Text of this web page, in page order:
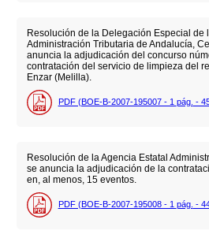
Resolución de la Delegación Especial de
Administración Tributaria de Andalucía,
anuncia la adjudicación del concurso
contratación del servicio de limpieza del
Enzar (Melilla).
PDF (BOE-B-2007-195007 - 1 pág. -
Resolución de la Agencia Estatal
se anuncia la adjudicación de la
en, al menos, 15 eventos.
PDF (BOE-B-2007-195008 - 1 pág. -